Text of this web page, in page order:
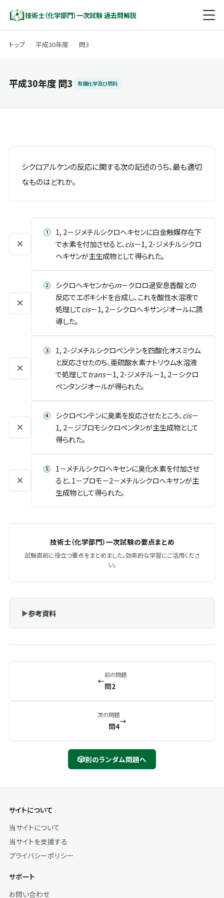
技術士（化学部門）一次試験 過去問解説
トップ 平成30年度 問3
平成30年度 問3 有機化学及び燃料
シクロアルケンの反応に関する次の記述のうち、最も適切
なものはどれか。
×
① 1, 2－ジメチルシクロヘキセンに白金触媒存在下
で水素を付加させると、cis－1, 2-ジメチルシクロ
ヘキサンが主生成物として得られた。
×
② シクロヘキセンからm－クロロ過安息香酸との
反応でエポキシドを合成し、これを酸性水溶液で
処理してcis－1, 2－シクロヘキサンジオールに誘
導した。
×
③ 1, 2-ジメチルシクロペンテンを四酸化オスミウム
と反応させたのち、亜硫酸水素ナトリウム水溶液
で処理してtrans－1, 2-ジメチル－1, 2－シクロ
ペンタンジオールが得られた。
×
④ シクロペンテンに臭素を反応させたところ、cis－
1, 2－ジブロモシクロペンタンが主生成物として
得られた。
×
⑤ 1－メチルシクロヘキセンに臭化水素を付加させ
ると、1－ブロモ－2－メチルシクロヘキサンが主
生成物として得られた。
技術士（化学部門）一次試験の要点まとめ
試験直前に役立つ要点をまとめました。効率的な学習にご活用くださ
い。
参考資料
←
前の問題
問2
次の問題
問4
→
🎲別のランダム問題へ
サイトについて
当サイトについて
当サイトを支援する
プライバシーポリシー
サポート
お問い合わせ